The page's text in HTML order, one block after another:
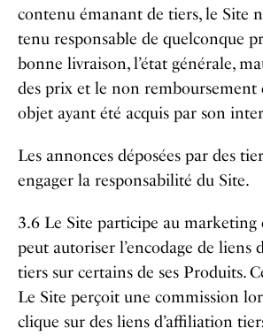
contenu émanant de tiers, le Site
tenu responsable de quelconque
bonne livraison, l’état générale,
des prix et le non remboursement
objet ayant été acquis par son
Les annonces déposées par des
engager la responsabilité du Site.
3.6 Le Site participe au marketing
peut autoriser l’encodage de liens
tiers sur certains de ses Produits.
Le Site perçoit une commission
clique sur des liens d’affiliation